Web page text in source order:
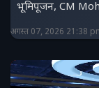
भूमिपूजन, CM
अगस्त 07, 2026 21:38